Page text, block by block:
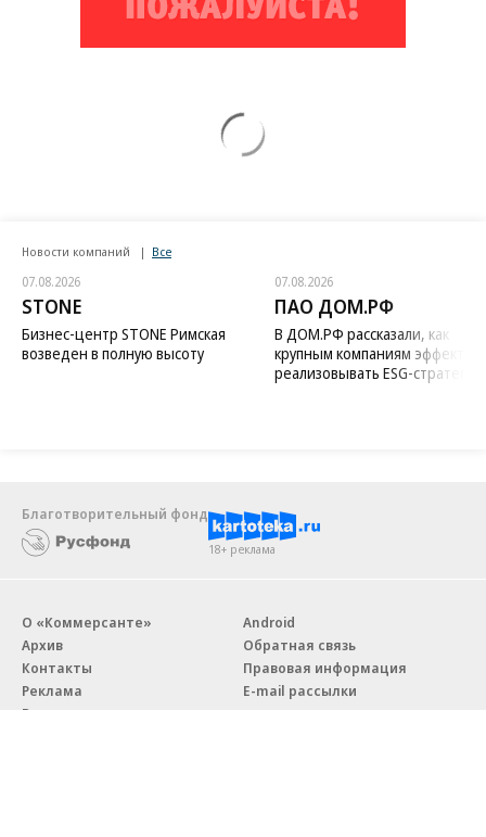
Новости компаний Все
07.08.2026
STONE
Бизнес-центр STONE Римская
возведен в полную высоту
07.08.2026
ПАО ДОМ.РФ
В ДОМ.РФ рассказали, как
крупным компаниям
реализовывать ESG-стратегию
Благотворительный фонд
18+ реклама
О «Коммерсанте»
Архив
Контакты
Реклама
Вакансии
Android
Обратная связь
Правовая информация
E-mail рассылки